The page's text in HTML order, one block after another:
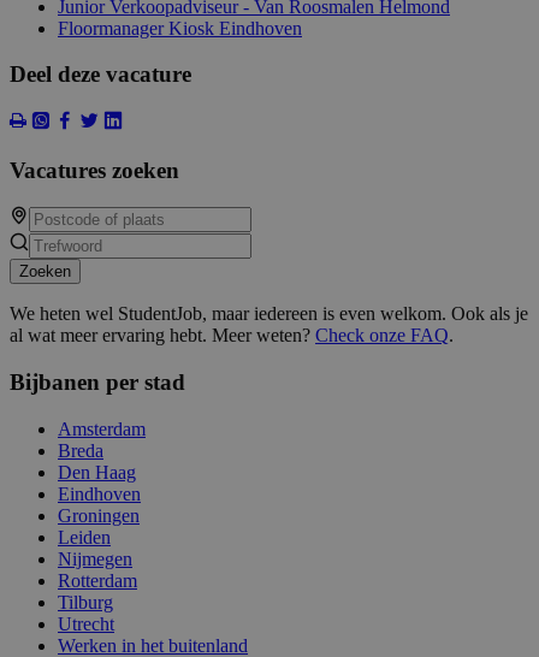
Junior Verkoopadviseur - Van Roosmalen Helmond
Floormanager Kiosk Eindhoven
Deel deze vacature
Vacatures zoeken
Zoeken
We heten wel StudentJob, maar iedereen is even welkom. Ook als je
al wat meer ervaring hebt. Meer weten? Check onze FAQ.
Bijbanen per stad
Amsterdam
Breda
Den Haag
Eindhoven
Groningen
Leiden
Nijmegen
Rotterdam
Tilburg
Utrecht
Werken in het buitenland